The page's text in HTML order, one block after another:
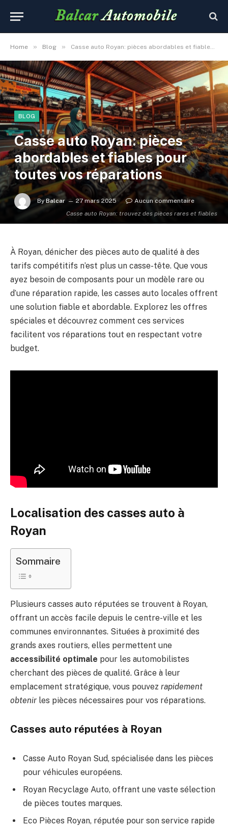
Home » Blog » Casse auto Royan: pièces abordables et fiables pour toutes vos réparations
Casse auto Royan: trouvez des pièces rares et fiables
BLOG
Casse auto Royan: pièces
abordables et fiables pour
toutes vos réparations
By Balcar 27 mars 2025 Aucun commentaire
À Royan, dénicher des pièces auto de qualité à des
tarifs compétitifs n’est plus un casse-tête. Que vous
ayez besoin de composants pour un modèle rare ou
d’une réparation rapide, les casses auto locales offrent
une solution fiable et abordable. Explorez les offres
spéciales et découvrez comment ces services
facilitent vos réparations tout en respectant votre
budget.
Localisation des casses auto à
Royan
Sommaire
Plusieurs casses auto réputées se trouvent à Royan,
offrant un accès facile depuis le centre-ville et les
communes environnantes. Situées à proximité des
grands axes routiers, elles permettent une
accessibilité optimale pour les automobilistes
cherchant des pièces de qualité. Grâce à leur
emplacement stratégique, vous pouvez rapidement
obtenir les pièces nécessaires pour vos réparations.
Casses auto réputées à Royan
Casse Auto Royan Sud, spécialisée dans les pièces
pour véhicules européens.
Royan Recyclage Auto, offrant une vaste sélection
de pièces toutes marques.
Eco Pièces Royan, réputée pour son service rapide